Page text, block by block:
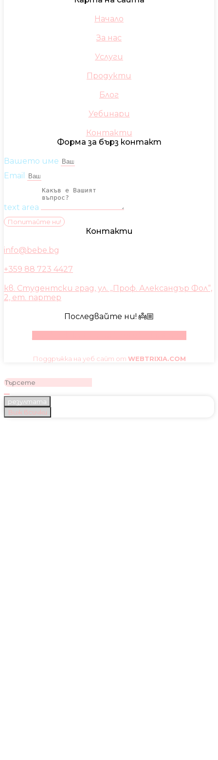
Начало
За нас
Услуги
Продукти
Блог
Уебинари
Контакти
Форма за бърз контакт
Вашето име
Email
text area
Попитайте ни!
Контакти
info@bebe.bg
+359 88 723 4427
кв. Студентски град, ул. „Проф. Александър Фол“,
2, ет. партер
Последвайте ни! 👼🏼
Поддръжка на уеб сайт от WEBTRIXIA.COM
резултата
Виж всички